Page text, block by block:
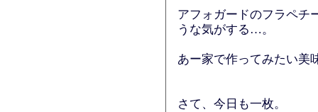
アフォガードのフラペチ
うな気がする…。
あー家で作ってみたい美
さて、今日も一枚。